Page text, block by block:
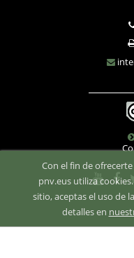
Con el fin de
pnv.eus utiliza
sitio, aceptas el uso de
detalles en